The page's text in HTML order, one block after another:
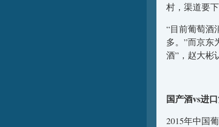
村，渠道要
“目前葡萄酒
多。”而京东
酒”，赵大彬
国产酒vs进
2015年中国